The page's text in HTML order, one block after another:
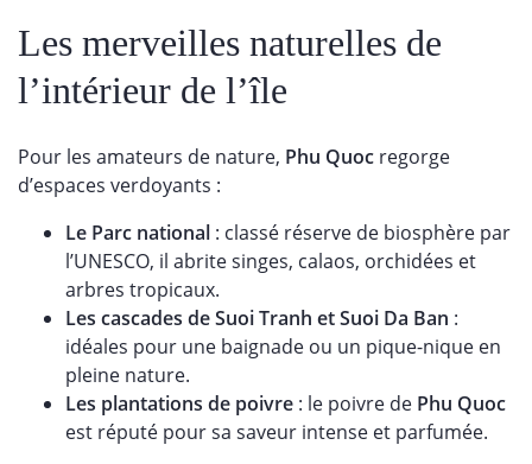
Les merveilles naturelles de
l’intérieur de l’île
Pour les amateurs de nature, Phu Quoc regorge
d’espaces verdoyants :
Le Parc national : classé réserve de biosphère par
l’UNESCO, il abrite singes, calaos, orchidées et
arbres tropicaux.
Les cascades de Suoi Tranh et Suoi Da Ban :
idéales pour une baignade ou un pique-nique en
pleine nature.
Les plantations de poivre : le poivre de Phu Quoc
est réputé pour sa saveur intense et parfumée.